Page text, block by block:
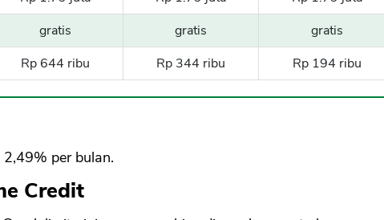
gratis gratis
gratis
Rp 644 ribu Rp 344 ribu Rp 194 ribu
per bulan.
Credit